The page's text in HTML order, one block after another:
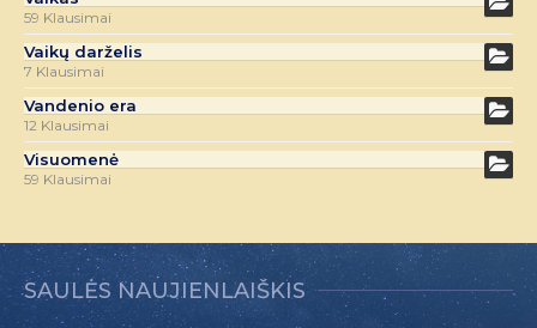
59 Klausimai
Vaikų darželis
7 Klausimai
Vandenio era
12 Klausimai
Visuomenė
59 Klausimai
SAULĖS NAUJIENLAIŠKIS